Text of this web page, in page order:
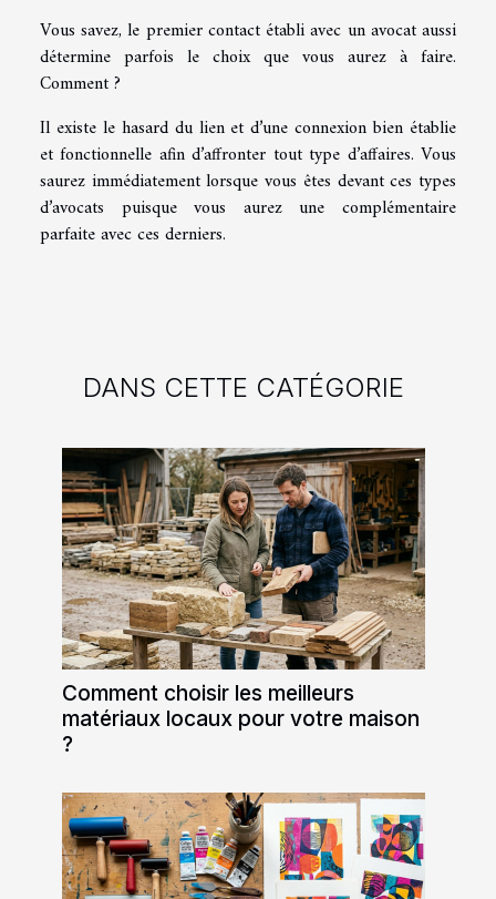
Vous savez, le premier contact établi avec un avocat aussi
détermine parfois le choix que vous aurez à faire.
Comment ?
Il existe le hasard du lien et d’une connexion bien établie
et fonctionnelle afin d’affronter tout type d’affaires. Vous
saurez immédiatement lorsque vous êtes devant ces types
d’avocats puisque vous aurez une complémentaire
parfaite avec ces derniers.
DANS CETTE CATÉGORIE
Comment choisir les meilleurs
matériaux locaux pour votre maison
?